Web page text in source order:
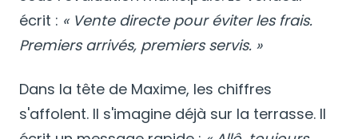
écrit : « Vente directe pour éviter les frais.
Premiers arrivés, premiers servis. »
Dans la tête de Maxime, les chiffres
s'affolent. Il s'imagine déjà sur la terrasse. Il